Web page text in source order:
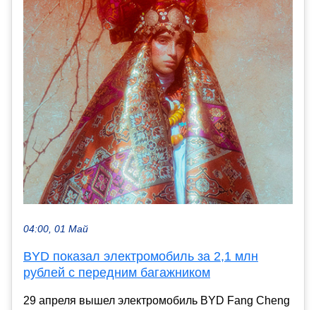
04:00, 01 Май
BYD показал электромобиль за 2,1 млн
рублей с передним багажником
29 апреля вышел электромобиль BYD Fang Cheng